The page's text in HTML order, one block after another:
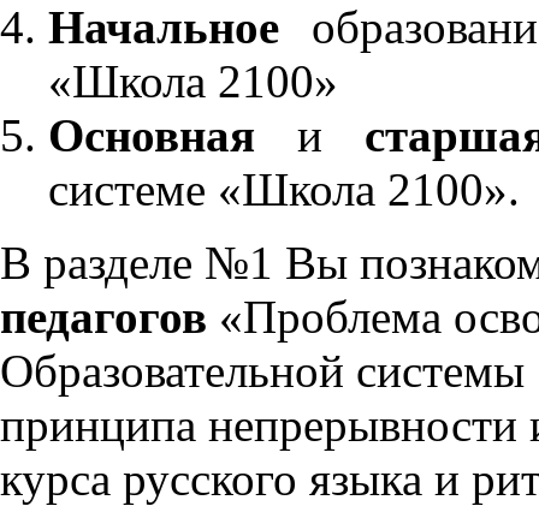
Начальное
«Школа 2100»
Основнаяи
системе «Школа 2100».
В разделе №1 Вы
педагогов «Проблема
Образовательной
принципа непрерывности
курса русского языка и